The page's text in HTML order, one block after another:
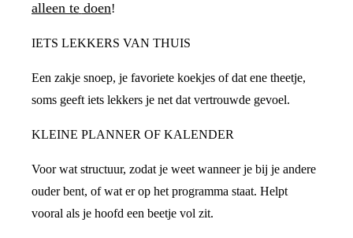
alleen te doen!
IETS LEKKERS VAN THUIS
Een zakje snoep, je favoriete koekjes of dat ene theetje,
soms geeft iets lekkers je net dat vertrouwde gevoel.
KLEINE PLANNER OF KALENDER
Voor wat structuur, zodat je weet wanneer je bij je andere
ouder bent, of wat er op het programma staat. Helpt
vooral als je hoofd een beetje vol zit.